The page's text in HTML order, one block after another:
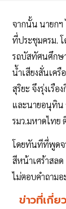
จากนั้น นายกฯ
ที่ประชุมครม.
รถบัสทัศนศึกษ
น้ำเสียงสั่นเครื
สุริยะ จึงรุ่งเรื
และนายอนุทิน
รมว.มหาดไทย
โดยทันทีที่พูดจ
สีหน้าเศร้าสล
ไม่ตอบคำถามอ
ข่าวที่เกี่